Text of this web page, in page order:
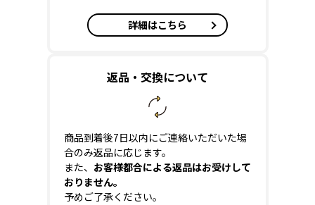
詳細はこちら
返品・交換について
商品到着後7日以内にご連絡いただいた場
合のみ返品に応じます。
また、 お客様都合による返品はお受けして
おりません。
予めご了承ください。